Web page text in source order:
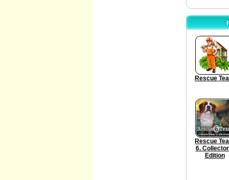
Rescue
Rescue
6.
Edition